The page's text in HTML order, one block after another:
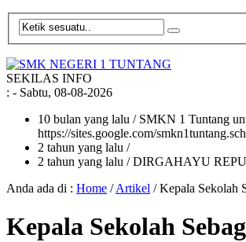
SEKILAS INFO
: - Sabtu, 08-08-2026
10 bulan yang lalu / SMKN 1 Tuntang
https://sites.google.com/
2 tahun yang lalu /
2 tahun yang lalu / DIRGAHAYU
Anda ada di : Home /Artikel /Kepala Sekolah
Kepala Sekolah